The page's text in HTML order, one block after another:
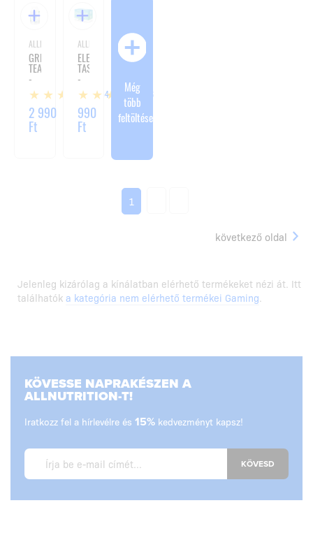
ALLNUTRITION
GREEN
TEA
-
90
KAPSZULA 54
2 990
Ft
ALLNUTRITION
ELEKTROLIT
TASAK
-
10
TASAK
× 5
G
6
990
Ft
Még
több
feltöltése
1
következő oldal
Jelenleg kizárólag a kínálatban elérhető termékeket nézi át. Itt
találhatók a kategória nem elérhető termékei Gaming
KÖVESSE NAPRAKÉSZEN A
ALLNUTRITION-T!
Iratkozz fel a hírlevélre és 15% kedvezményt kapsz!
KÖVESD